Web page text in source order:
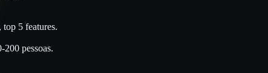
5 features.
200 pessoas.